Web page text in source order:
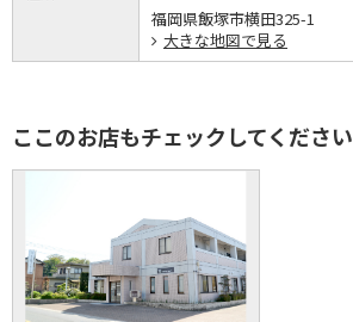
福岡県飯塚市横田325-1
大きな地図で見る
ここのお店もチェックしてください